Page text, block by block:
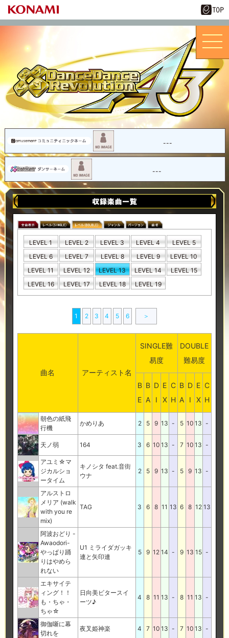
---
---
LEVEL 1 LEVEL 2 LEVEL 3 LEVEL 4
LEVEL 5
LEVEL 6
LEVEL 7 LEVEL 8 LEVEL 9
LEVEL 10
LEVEL 11
LEVEL 12 LEVEL 13 LEVEL 14
LEVEL 15
LEVEL 16
LEVEL 17 LEVEL 18 LEVEL 19
1 2 3 4 5 6 ＞
曲名 アーティスト名
SINGLE難
易度
DOUBLE
難易度
B
E
B
A
D
I
E
X
C
H
B
A
D
I
E
X
C
H
朝色の紙飛
行機
かめりあ 2 5 9 13 - 5 10 13 -
天ノ弱 164 3 6 10 13 - 7 10 13 -
アユミ☆マ
ジカルショ
ータイム
キノシタ feat.音街
ウナ
2 5 9 13 - 5 9 13 -
アルストロ
メリア (walk
with you re
mix)
TAG 3 6 8 11 13 6 8 12 13
阿波おどり -
Awaodori-
やっぱり踊
りはやめら
れない
U1 ミライダガッキ
連と矢印連
5 9 12 14 - 9 13 15 -
エキサイテ
ィング！！
も・ちゃ・
ちゃ☆
日向美ビタースイ
ーツ♪
4 8 11 13 - 8 11 13 -
御伽噺に幕
切れを
夜叉姫神楽 4 7 10 13 - 7 10 13 -